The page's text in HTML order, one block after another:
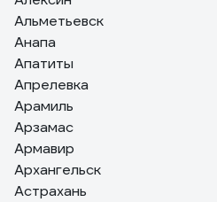
Альметьевск
Анапа
Апатиты
Апрелевка
Арамиль
Арзамас
Армавир
Архангельск
Астрахань